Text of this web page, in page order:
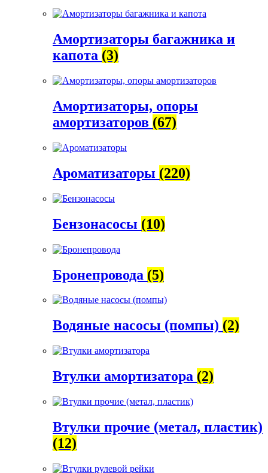
Амортизаторы багажника и
капота (3)
Амортизаторы, опоры
амортизаторов (67)
Ароматизаторы (220)
Бензонасосы (10)
Бронепровода (5)
Водяные насосы (помпы) (2)
Втулки амортизатора (2)
Втулки прочие (метал, пластик)
(12)